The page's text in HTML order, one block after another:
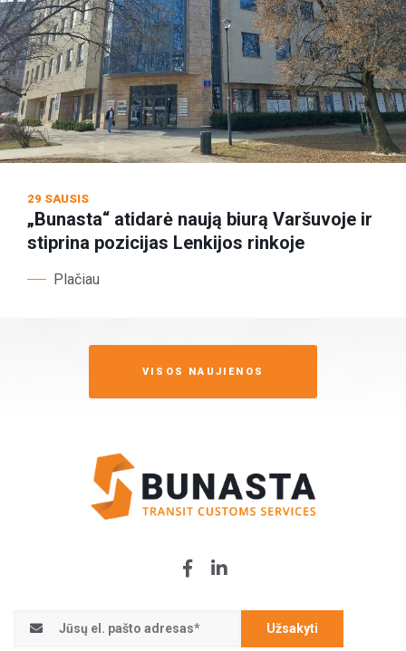
29 SAUSIS
„Bunasta“ atidarė naują biurą Varšuvoje ir
stiprina pozicijas Lenkijos rinkoje
Plačiau
VISOS NAUJIENOS
Užsakyti